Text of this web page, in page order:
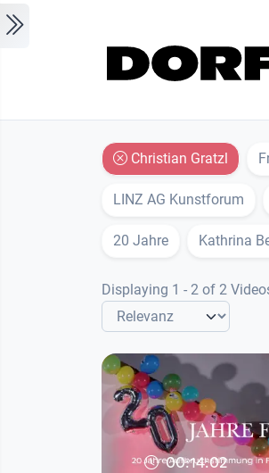
Christian Gratzl
LINZ AG Kunstforum
20 Jahre Kathrina
Displaying 1 - 2 of 2
00:14:02